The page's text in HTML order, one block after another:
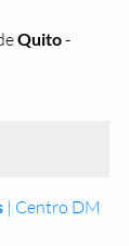
Quito -
| Centro DM